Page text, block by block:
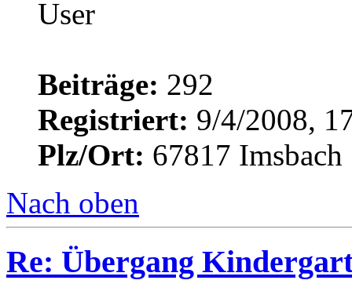
Beiträge: 292
Registriert: 9/4/2008,
Plz/Ort: 67817 Imsbach
Nach oben
Re: Übergang